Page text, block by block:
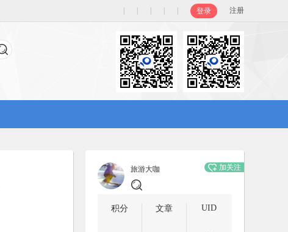
登录 注册
旅游大咖 加关注
积分 文章 UID